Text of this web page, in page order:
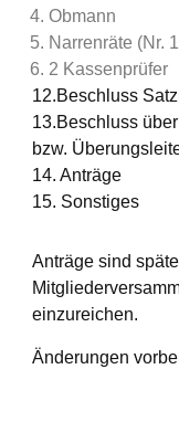
Obmann
Narrenräte (Nr.
2 Kassenprüfer
12.Beschluss
13.Beschluss
bzw.
14. Anträge
15. Sonstiges
Anträge sind
einzureichen.
Änderungen